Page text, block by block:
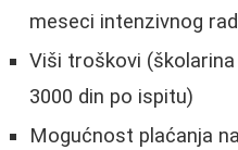
meseci intenzivnog
Viši troškovi
3000 din po ispitu)
Mogućnost plaćanja